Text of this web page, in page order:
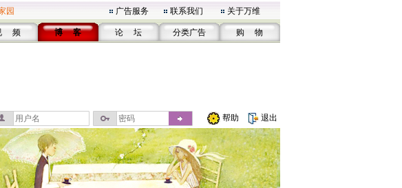
园 广告服务 联系我们 关于万维
频 博 客 论 坛 分类广告 购 物
帮助 退出